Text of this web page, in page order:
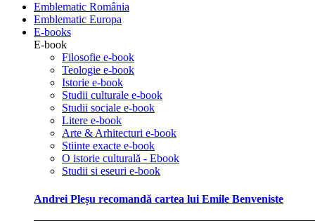
Emblematic România
Emblematic Europa
E-books
E-book
Filosofie e-book
Teologie e-book
Istorie e-book
Studii culturale e-book
Studii sociale e-book
Litere e-book
Arte & Arhitecturi e-book
Stiinte exacte e-book
O istorie culturală - Ebook
Studii si eseuri e-book
Andrei Pleșu recomandă cartea lui Emile Benveniste